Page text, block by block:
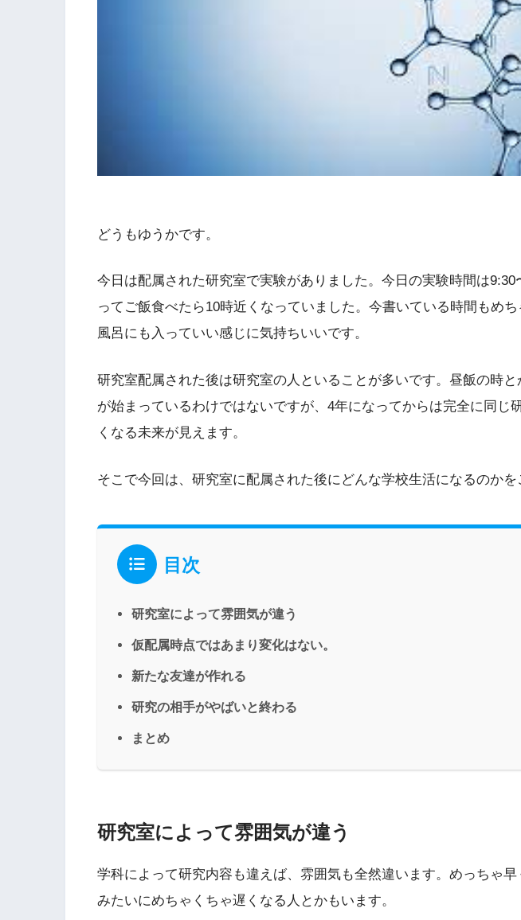
どうもゆうかです。
今日は配属された研究室で実験がありました。今日の実験時間は9:30
ってご飯食べたら10時近くなっていました。今書いている時間もめち
風呂にも入っていい感じに気持ちいいです。
研究室配属された後は研究室の人といることが多いです。昼飯の時
が始まっているわけではないですが、4年になってからは完全に同じ
くなる未来が見えます。
そこで今回は、研究室に配属された後にどんな学校生活になるのかを
目次
研究室によって雰囲気が違う
仮配属時点ではあまり変化はない。
新たな友達が作れる
研究の相手がやばいと終わる
まとめ
研究室によって雰囲気が違う
学科によって研究内容も違えば、雰囲気も全然違います。めっちゃ
みたいにめちゃくちゃ遅くなる人とかもいます。